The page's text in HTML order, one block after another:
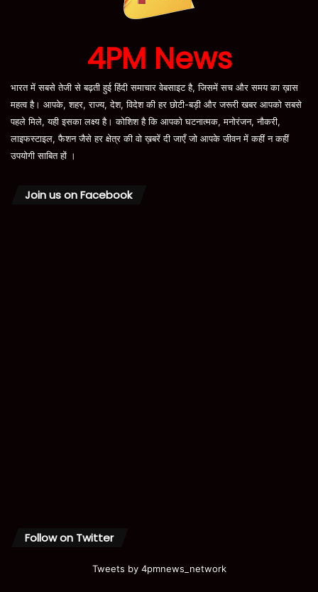
4PM News
भारत में सबसे तेजी से बढ़ती हुई हिंदी समाचार वेबसाइट है, जिसमें सच और समय का ख़ास
महत्व है। आपके, शहर, राज्य, देश, विदेश की हर छोटी-बड़ी और जरूरी खबर आपको सबसे
पहले मिले, यही इसका लक्ष्य है। कोशिश है कि आपको घटनात्मक, मनोरंजन, नौकरी,
लाइफस्टाइल, फैशन जैसे हर क्षेत्र की वो ख़बरें दी जाएँ जो आपके जीवन में कहीं न कहीं
उपयोगी साबित हों ।
Join us on Facebook
Follow on Twitter
Tweets by 4pmnews_network